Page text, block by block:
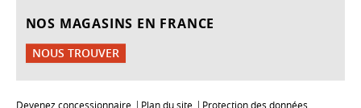
NOS MAGASINS EN FRANCE
NOUS TROUVER
Devenez concessionnaire Plan du site Protection des données